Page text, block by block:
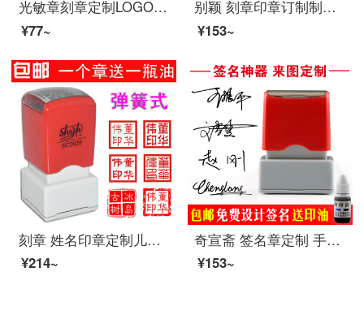
光敏章刻章定制LOGO图形印章制作店铺章个性班级章二维码藏书印章定做公司单位办公印章万次印章自动出油 10元倍数
¥77~
别颖 刻章印章订制制作 刻字定做 姓名电话私章长方形椭圆 圆形40mm实习章单位章 橡胶印泥章印印章
¥153~
刻章 姓名印章定制儿童私章个性签名光敏印章20方章人名章 红色外壳
¥214~
奇宣斋 签名章定制 手写姓名章刻章 个性签字印章名字章图章 盖章神器光敏印章定做艺术人名章 签名印章 款式二(印面尺寸30*10毫米)
¥153~